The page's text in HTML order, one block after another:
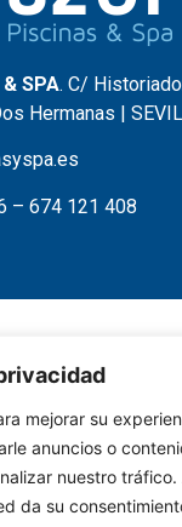
mejorar su
anuncios o
nuestro
da su
SPA. C/
Hermanas |
– 674 121 408